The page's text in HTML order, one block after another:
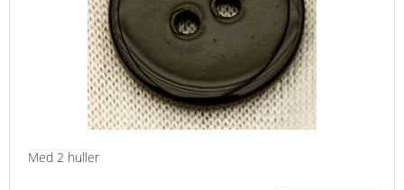
Med 2 huller